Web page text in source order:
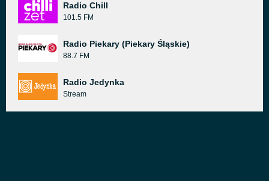
Radio Chill
101.5 FM
Radio Piekary (Piekary Śląskie)
88.7 FM
Radio Jedynka
Stream